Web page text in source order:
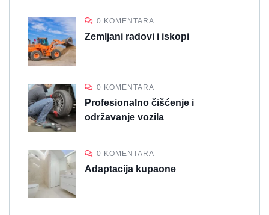
0 KOMENTARA
Zemljani radovi i iskopi
0 KOMENTARA
Profesionalno čišćenje i
održavanje vozila
0 KOMENTARA
Adaptacija kupaone